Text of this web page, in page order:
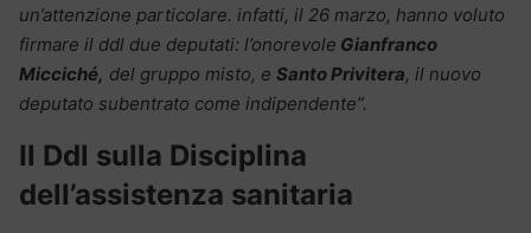
un’attenzione particolare. infatti, il 26 marzo, hanno voluto
firmare il ddl due deputati: l’onorevole Gianfranco
Micciché, del gruppo misto, e Santo Privitera, il nuovo
deputato subentrato come indipendente”.
Il Ddl sulla Disciplina
dell’assistenza sanitaria